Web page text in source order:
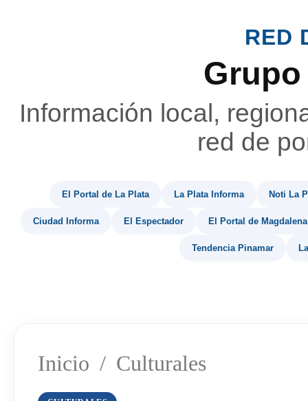
RED
Información local,
red de
El Portal de La Plata La Plata Informa Noti La
Ciudad Informa El Espectador El Portal de Magdalena
Tendencia Pinamar
Inicio / Culturales